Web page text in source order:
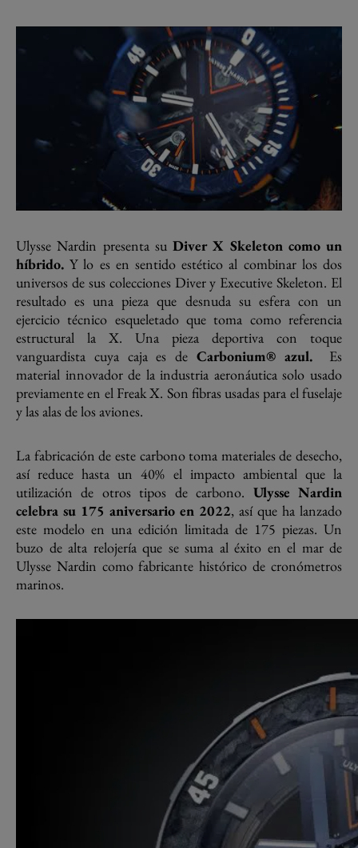
Ulysse Nardin presenta suDiver X Skeleton como un
híbrido. Y lo es en sentido estético al combinar los dos
universos de sus colecciones Diver y Executive Skeleton. El
resultado es una pieza que desnuda su esfera con un
ejercicio técnico esqueletado que toma como referencia
estructural la X. Una pieza deportiva con toque
vanguardista cuya caja es de Carbonium® azul.Es
material innovador de la industria aeronáutica solo usado
previamente en el Freak X. Son fibras usadas para el fuselaje
y las alas de los aviones.
La fabricación de este carbono toma materiales de desecho,
así reduce hasta un 40% el impacto ambiental que la
utilización de otros tipos de carbono. Ulysse Nardin
celebra su 175 aniversario en 2022, así que ha lanzado
este modelo en una edición limitada de 175 piezas. Un
buzo de alta relojería que se suma al éxito en el mar de
Ulysse Nardin como fabricante histórico de cronómetros
marinos.